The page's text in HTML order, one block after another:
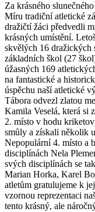
Za krásného
Míru tradiční atletické
dražičtí žáci předvedli
krásných umístění.
skvělých 16 dražických
základních škol (27
úžasných 169
na fantastické a
úspěchu naší atletické
Tábora odvezl zlatou
Kamila Veselá, která si
2. místo v hodu
smůly a získali několik
Nepopulární 4. místo a
disciplínách Nela
svých disciplínách se
Marian Horka, Karel
atletům gratulujeme k
vzornou reprezentaci
tento krásný, ale